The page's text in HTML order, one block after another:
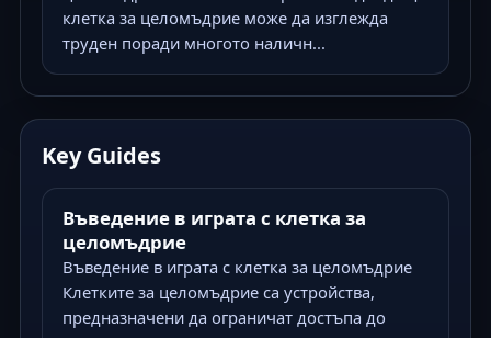
клетка за целомъдрие може да изглежда
труден поради многото наличн...
Key Guides
Въведение в играта с клетка за
целомъдрие
Въведение в играта с клетка за целомъдрие
Клетките за целомъдрие са устройства,
предназначени да ограничат достъпа до